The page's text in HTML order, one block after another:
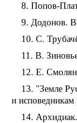
8. Попов-
9. Додонов.
10. С.
11. В.
12. Е.
13. "Земле
и исповедникам
14.